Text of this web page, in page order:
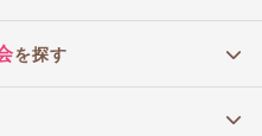
を探す